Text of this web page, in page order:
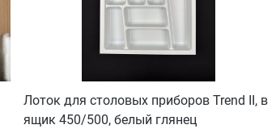
Лоток для столовых приборов Trend II, в
ящик 450/500, белый глянец